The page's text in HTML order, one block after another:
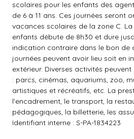
scolaires pour les enfants des
de 6 à 11 ans. Ces journées seront
vacances scolaires de la zone C.
enfants débute de 8h30 et dure
indication contraire dans le bon de
journées peuvent avoir lieu soit en
extérieur. Diverses activités
: parcs, cinémas, aquariums, zoo,
artistiques et récréatifs, etc. La
l'encadrement, le transport, la
pédagogiques, la billetterie, les
Identifiant interne : S-PA-1834223